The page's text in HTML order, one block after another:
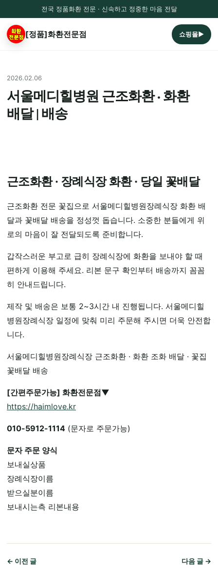
전국 정품화환 전문 · 신속하고 정중한 마음 전달
[정품]화환전문점 쇼핑몰▶
2026.02.06
서울메디힐병원 근조화환 · 화환
배달 | 배송
근조화환 · 장례식장 화환 · 당일 꽃배달
근조화환 전문 꽃집으로 서울메디힐병원장례식장 화환 배
달과 꽃배달 배송을 정성껏 돕습니다. 소중한 분들에게 위
로의 마음이 잘 전달되도록 준비합니다.
갑작스러운 부고로 급히 장례식장에 화환을 보내야 할 때
편하게 이용해 주세요. 리본 문구 확인부터 배송까지 꼼꼼
히 안내드립니다.
제작 및 배송은 보통 2~3시간 내 진행됩니다. 서울메디힐
병원장례식장 일정에 맞춰 미리 주문해 주시면 더욱 안전합
니다.
서울메디힐병원장례식장 근조화환 · 화환 조화 배달 · 꽃집
꽃배달 배송
[간편주문가능] 화환전문점▼
https://haimlove.kr
010-5912-1114 (문자로 주문가능)
문자 주문 양식
보내실상품
장례식장이름
받으실분이름
보내시는측 리본내용
← 이전 글 다음 글 →